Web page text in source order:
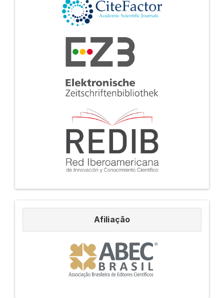
Afiliação
Afiliação